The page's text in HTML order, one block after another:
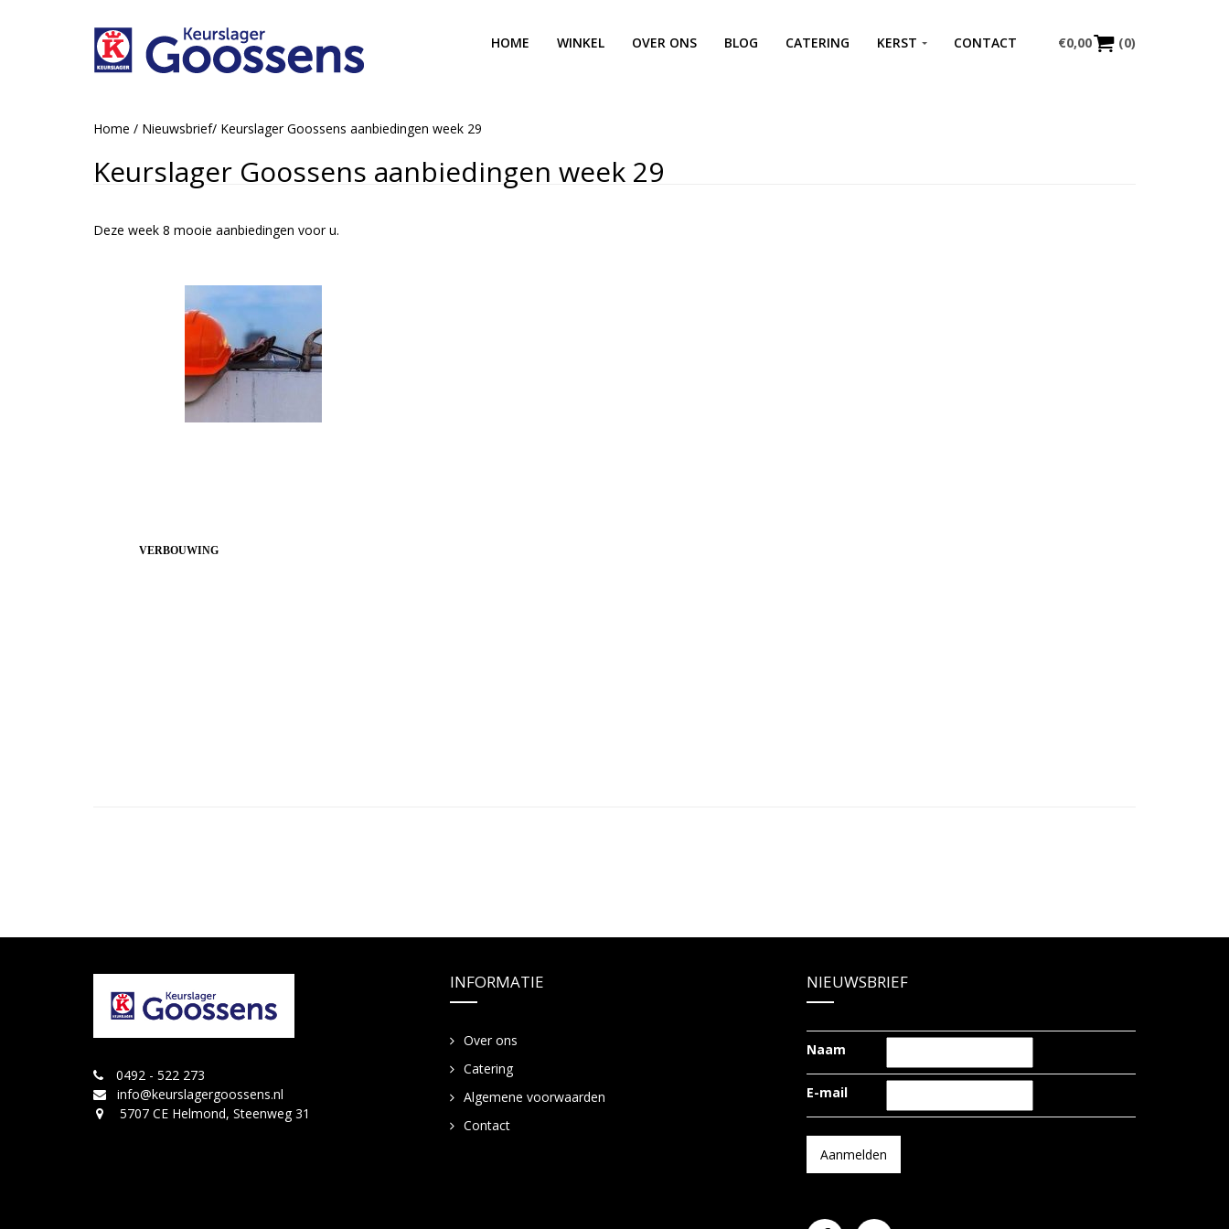
€0,00 (0)
HOME WINKEL OVER ONS BLOG CATERING KERST CONTACT
Home / Nieuwsbrief/ Keurslager Goossens aanbiedingen week 29
Keurslager Goossens aanbiedingen week 29
Deze week 8 mooie aanbiedingen voor u.
VERBOUWING
0492 - 522 273
info@keurslagergoossens.nl
5707 CE Helmond, Steenweg 31
INFORMATIE
Over ons
Catering
Algemene voorwaarden
Contact
NIEUWSBRIEF
Naam
E-mail